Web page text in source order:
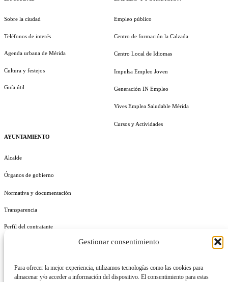
Gestionar consentimiento
Para ofrecer la mejor experiencia, utilizamos tecnologías como las cookies para
almacenar y/o acceder a información del dispositivo. El consentimiento para estas
Sobre la ciudad
Teléfonos de interés
Agenda urbana de Mérida
Cultura y festejos
Guía útil
AYUNTAMIENTO
Alcalde
Órganos de gobierno
Normativa y documentación
Transparencia
Perfil del contratante
Empleo público
Centro de formación la Calzada
Centro Local de Idiomas
Impulsa Empleo Joven
Generación IN Empleo
Vives Emplea Saludable Mérida
Cursos y Actividades